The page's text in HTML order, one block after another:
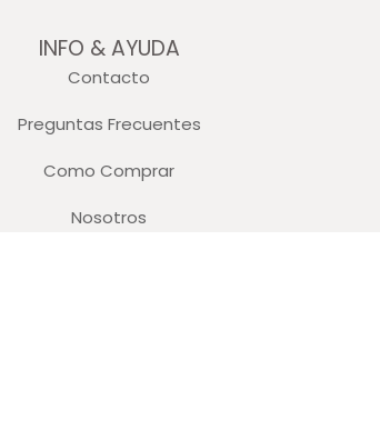
INFO & AYUDA
Contacto
Preguntas Frecuentes
Como Comprar
Nosotros